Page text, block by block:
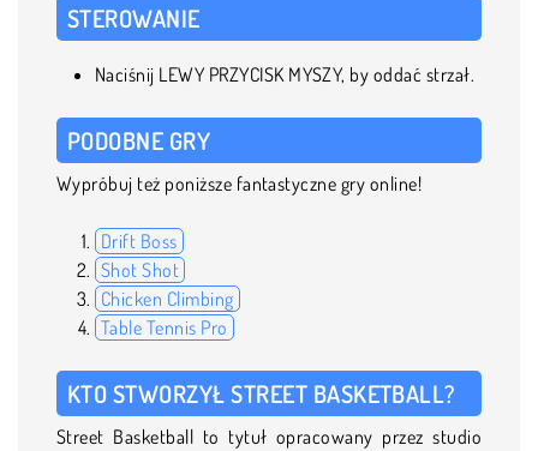
STEROWANIE
Naciśnij LEWY PRZYCISK MYSZY, by oddać strzał.
PODOBNE GRY
Wypróbuj też poniższe fantastyczne gry online!
Drift Boss
Shot Shot
Chicken Climbing
Table Tennis Pro
KTO STWORZYŁ STREET BASKETBALL?
Street Basketball to tytuł opracowany przez studio